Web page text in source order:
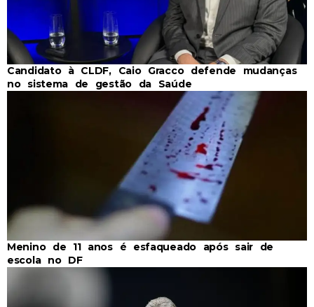
Candidato à CLDF, Caio Gracco defende mudanças
no sistema de gestão da Saúde
Menino de 11 anos é esfaqueado após sair de
escola no DF